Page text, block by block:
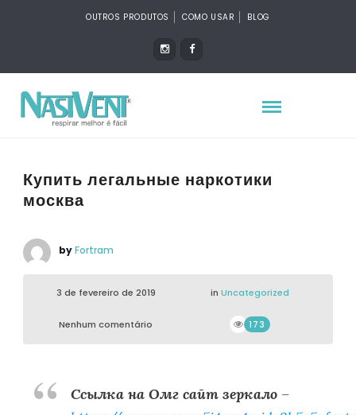
OUTROS PRODUTOS COMO USAR BLOG
Купить легальные наркотики
москва
byFortram
3 de fevereiro de 2019 in Uncategorized
Nenhum comentário 173
Ссылка на Омг сайт зеркало–